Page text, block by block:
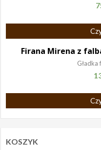
Firana Mirena z
Gładka
KOSZYK